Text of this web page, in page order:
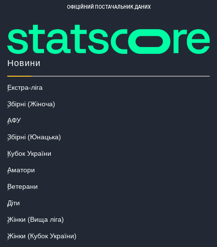
ОФІЦІЙНИЙ ПОСТАЧАЛЬНИК ДАНИХ
Новини
Екстра-ліга
Збірні (Жіноча)
АФУ
Збірні (Юнацька)
Кубок України
Аматори
Ветерани
Діти
Жінки (Вища ліга)
Жінки (Кубок України)